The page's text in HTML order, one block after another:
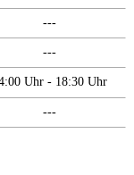
---
---
Uhr - 18:30 Uhr
---